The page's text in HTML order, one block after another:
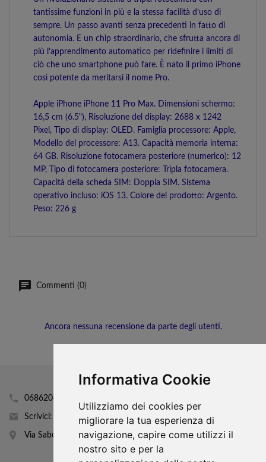
Informativa Cookie
Utilizziamo dei cookies per
migliorare la tua esperienza di
navigazione, capire come utilizzi il
nostro sito e per la
tantissime funzioni in più e la stessa facilità d’uso di
sempre. Un passo avanti senza precedenti in fatto di
autonomia. E un chip straordinario, che sfrutta ancora di
più l’apprendimento automatico per ridefinire i limiti di
ciò che uno smart­phone può fare. È nato il primo iPhone
così potente da meritarsi il nome Pro.
Apple iPhone iPhone 11 Pro Max. Dimensioni schermo:
16,5 cm (6.5"), Risoluzione del display: 2688 x 1242
Pixel, Tipo di display: OLED. Famiglia processore: Apple,
Modello del processore: A13. Capacità memoria interna:
64 GB. Risoluzione fotocamera posteriore (numerico): 12
MP, Tipo di fotocamera posteriore: Tripla fotocamera.
Capacità della scheda SIM: Doppia SIM. Sistema
operativo incluso: iOS 13. Colore del prodotto: Argento.
Peso: 226 g
Commenti (0)
Ancora nessuna recensione da parte degli utenti.
0686204160
Scrivici: info@mobhi.it
Via Sabotino 43